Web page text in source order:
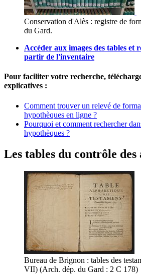
Conservation d'Alès : registre de
du Gard.
Accéder aux images des tables et
partir de l'inventaire
Pour faciliter votre recherche,
explicatives :
Comment trouver un relevé de
hypothèques en ligne ?
Pourquoi et comment rechercher
hypothèques ?
Les tables du contrôle des
Bureau de Brignon : tables des
VII) (Arch. dép. du Gard : 2 C 178)